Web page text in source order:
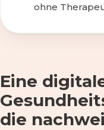
ohne
Eine
die